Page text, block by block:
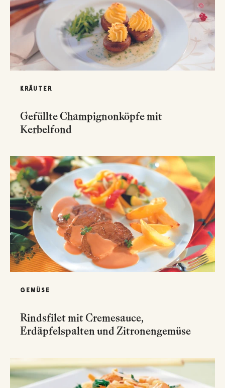
KRÄUTER
Gefüllte Champignonköpfe mit
Kerbelfond
GEMÜSE
Rindsfilet mit Cremesauce,
Erdäpfelspalten und Zitronengemüse